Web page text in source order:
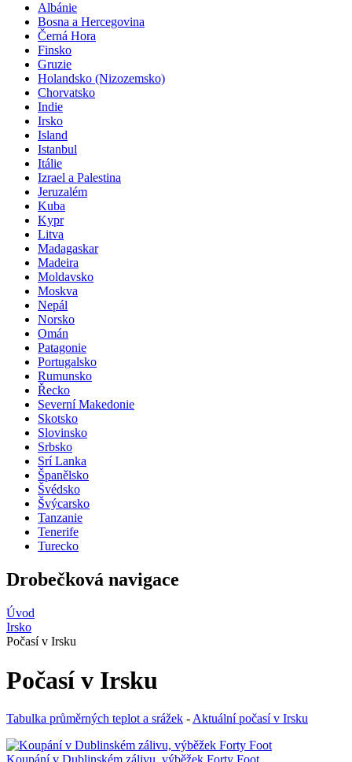
Albánie
Bosna a Hercegovina
Černá Hora
Finsko
Gruzie
Holandsko (Nizozemsko)
Chorvatsko
Indie
Irsko
Island
Istanbul
Itálie
Izrael a Palestina
Jeruzalém
Kuba
Kypr
Litva
Madagaskar
Madeira
Moldavsko
Moskva
Nepál
Norsko
Omán
Patagonie
Portugalsko
Rumunsko
Řecko
Severní Makedonie
Skotsko
Slovinsko
Srbsko
Srí Lanka
Španělsko
Švédsko
Švýcarsko
Tanzanie
Tenerife
Turecko
Drobečková navigace
Úvod
Irsko
Počasí v Irsku
Počasí v Irsku
Tabulka průměrných teplot a srážek - Aktuální počasí v Irsku
Koupání v Dublinském zálivu, výběžek Forty Foot